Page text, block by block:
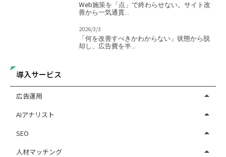
Web施策を「点」で終わらせない。サイト改
善から一気通貫...
2026/3/3
「何を改善すべきかわからない」状態から脱
却し、広告費を半...
導入サービス
広告運用
AIアナリスト
SEO
人材マッチング